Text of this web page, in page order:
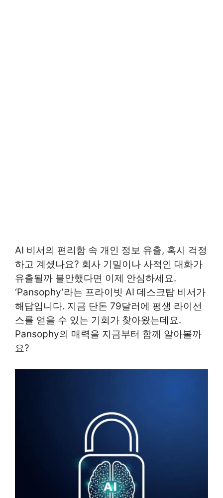
AI 비서의 편리함 속 개인 정보 유출, 혹시 걱정
하고 계셨나요? 회사 기밀이나 사적인 대화가
유출될까 불안했다면 이제 안심하세요.
‘Pansophy’라는 프라이빗 AI 데스크탑 비서가
해답입니다. 지금 단돈 79달러에 평생 라이선
스를 얻을 수 있는 기회가 찾아왔는데요.
Pansophy의 매력을 지금부터 함께 알아볼까
요?